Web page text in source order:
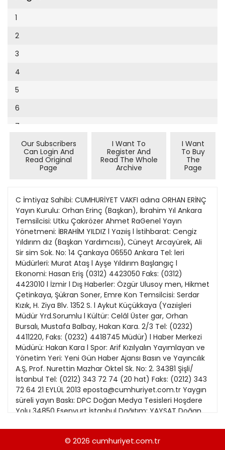
Cumhuriyet Sağlıklı Beslenme
Cumhuriyet Sokak
Cumhuriyet Spor
Cumhuriyet Strateji
Cumhuriyet Tarım
Cumhuriyet Yılbaşı
Çerçeve Eki
Dergi Eki
Ekonomi Eki
Evleniyoruz
Güney Dogu
Kitap Eki
Özel Ekler
Özel Okullar
Sevgililer Günü
Siyaset Eki
Sürdürülebilir yaşam
Turizm Eki
Yerel Yönetimler
1994
1991
1990
1989
1988
1987
1986
1985
1984
1983
1982
1981
1980
9
10
11
12
13
14
15
16
19
20
21
22
23
24
25
26
27
28
29
30
1
2
3
4
5
6
7
11
12
13
14
15
16
17
18
19
20
Our Subscribers
Can Login And
Read Original
Page
I Want To
Register And
Read The Whole
Archive
I Want
To Buy
The
Page
C İmtiyaz Sahibi: CUMHURİYET VAKFI adına ORHAN ERİNÇ
Yayın Kurulu: Orhan Erinç (Başkan), İbrahim Yıl Ankara
Temsilcisi: Utku Çakırözer Ahmet RaGenel Yayın
Yönetmeni: İBRAHİM YILDIZ l Yazıiş l İstihbarat: Cengiz
Yıldırım dız (Başkan Yardımcısı), Cüneyt Arcayürek, Ali
Sir sim Sok. No: 14 Çankaya 06550 Ankara Tel: leri
Müdürleri: Murat Ataş l Ayşe Yıldırım Başlangıç l
Ekonomi: Hasan Eriş (0312) 4423050 Faks: (0312)
4423010 l İzmir l Dış Haberler: Özgür Ulusoy men, Hikmet
Çetinkaya, Şükran Soner, Emre Kon Temsilcisi: Serdar
Kızık, H. Ziya Blv. 1352 S. l Aykut Küçükkaya (Yazıişleri
Müdür Yrd.Sorumlu l Kültür: Celâl Üster gar, Orhan
Bursalı, Mustafa Balbay, Hakan Kara. 2/3 Tel: (0232)
4411220, Faks: (0232) 4418745 Müdür) l Haber Merkezi
Müdürü: Hakan Kara l Spor: Arif Kızılyalın Yayımlayan ve
Yönetim Yeri: Yeni Gün Haber Ajansı Basın ve Yayıncılık
A.Ş, Prof. Nurettin Mazhar Öktel Sk. No: 2. 34381 Şişli/
İstanbul Tel: (0212) 343 72 74 (20 hat) Faks: (0212) 343
72 64 21 EYLÜL 2013 eposta@cumhuriyet.com.tr Yaygın
süreli yayın Baskı: DPC Doğan Medya Tesisleri Hoşdere
Yolu 34850 Esenyurt İstanbul Dağıtım: YAYSAT Doğan
İşler: Bülent Yener l Satış: Tunca Çinkaya l Cumhuriyet
Reklam: Genel Müdür: Özlem Ayden lGenel Müdür
© 2026 cumhuriyet.com.tr